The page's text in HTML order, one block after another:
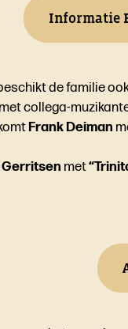
Informatie
de familie
met collega-
Frank Deiman
Gerritsen met